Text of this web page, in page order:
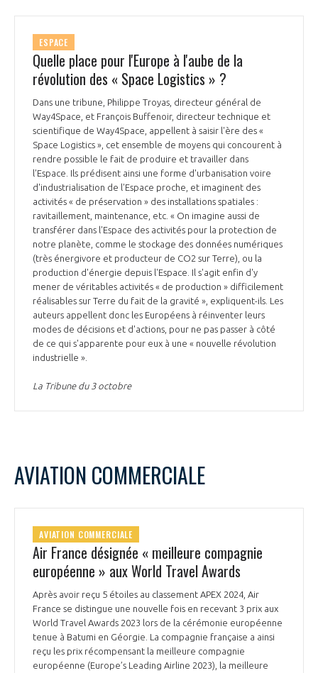
ESPACE
Quelle place pour l'Europe à l'aube de la
révolution des « Space Logistics » ?
Dans une tribune, Philippe Troyas, directeur général de
Way4Space, et François Buffenoir, directeur technique et
scientifique de Way4Space, appellent à saisir l'ère des «
Space Logistics », cet ensemble de moyens qui concourent à
rendre possible le fait de produire et travailler dans
l'Espace. Ils prédisent ainsi une forme d'urbanisation voire
d'industrialisation de l'Espace proche, et imaginent des
activités « de préservation » des installations spatiales :
ravitaillement, maintenance, etc. « On imagine aussi de
transférer dans l'Espace des activités pour la protection de
notre planète, comme le stockage des données numériques
(très énergivore et producteur de CO2 sur Terre), ou la
production d'énergie depuis l'Espace. Il s'agit enfin d'y
mener de véritables activités « de production » difficilement
réalisables sur Terre du fait de la gravité », expliquent-ils. Les
auteurs appellent donc les Européens à réinventer leurs
modes de décisions et d'actions, pour ne pas passer à côté
de ce qui s'apparente pour eux à une « nouvelle révolution
industrielle ».
La Tribune du 3 octobre
AVIATION COMMERCIALE
AVIATION COMMERCIALE
Air France désignée « meilleure compagnie
européenne » aux World Travel Awards
Après avoir reçu 5 étoiles au classement APEX 2024, Air
France se distingue une nouvelle fois en recevant 3 prix aux
World Travel Awards 2023 lors de la cérémonie européenne
tenue à Batumi en Géorgie. La compagnie française a ainsi
reçu les prix récompensant la meilleure compagnie
européenne (Europe’s Leading Airline 2023), la meilleure